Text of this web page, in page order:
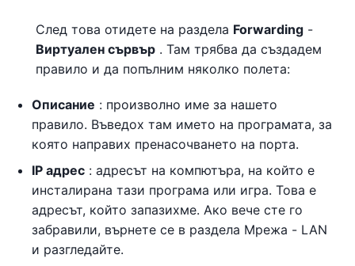
След това отидете на раздела Forwarding -
Виртуален сървър . Там трябва да създадем
правило и да попълним няколко полета:
Описание : произволно име за нашето
правило. Въведох там името на програмата, за
която направих пренасочването на порта.
IP адрес : адресът на компютъра, на който е
инсталирана тази програма или игра. Това е
адресът, който запазихме. Ако вече сте го
забравили, върнете се в раздела Мрежа - LAN
и разгледайте.